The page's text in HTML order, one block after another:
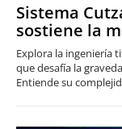
Sistema
sostiene la
Explora la ingeniería
que desafía la
Entiende su